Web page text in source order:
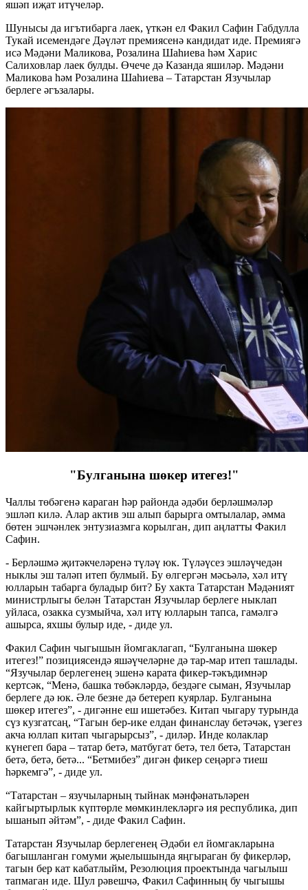
яшәп иҗат итүчеләр.
Шунысы да игътибарга лаек, үткән ел Факил Сафин Габдулла
Тукай исемендәге Дәүләт премиясенә кандидат иде. Премиягә
исә Мәдәни Маликова, Розалина Шаһиева һәм Харис
Салиховлар лаек булды. Өчече дә Казанда яшиләр. Мәдәни
Маликова һәм Розалина Шаһиева – Татарстан Язучылар
берлеге әгъзалары.
"Булганына шөкер итегез!"
Чаллы төбәгенә караган һәр районда әдәби берләшмәләр
эшләп килә. Алар актив эш алып барырга омтылалар, әмма
бөтен эшчәнлек энтузиазмга корылган, дип аңлатты Факил
Сафин.
- Берләшмә җитәкчеләренә түләү юк. Түләүсез эшләүчедән
ныклы эш таләп итеп булмый. Бу өлгергән мәсьәлә, хәл итү
юлларын табарга буладыр бит? Бу хакта Татарстан Мәдәният
министрлыгы белән Татарстан Язучылар берлеге ныклап
уйласа, озакка сузмыйча, хәл итү юлларын тапса, гамәлгә
ашырса, яхшы булыр иде, - диде ул.
Факил Сафин чыгышын йомгаклагап, “Булганына шөкер
итегез!” позициясендә яшәүчеләрне дә тар-мар итеп ташлады.
“Язучылар берлегенең эшенә карата фикер-тәкъдимнәр
кертсәк, “Менә, башка төбәкләрдә, бездәге сыман, Язучылар
берлеге дә юк. Әле безне дә бетереп куярлар. Булганына
шөкер итегез”, - дигәнне еш ишетәбез. Китап чыгару турында
сүз кузгатсаң, “Тагын бер-ике елдан финанслау бетәчәк, үзегез
акча юллап китап чыгарырсыз”, - диләр. Инде колаклар
күнегеп бара – татар бетә, матбугат бетә, тел бетә, Татарстан
бетә, бетә, бетә... “Бетмибез” дигән фикер сеңәргә тиеш
һәркемгә”, - диде ул.
“Татарстан – язучыларның тыйнак мәнфәнатьләрен
кайгыртырлык күптөрле мөмкинлекләргә ия республика, дип
ышанып әйтәм”, - диде Факил Сафин.
Татарстан Язучылар берлегенең Әдәби ел йомгакларына
багышланган гомуми җыелышында яңгыраган бу фикерләр,
тагын бер кат кабатлыйм, Резолюция проектында чагылыш
тапмаган иде. Шул рәвешчә, Факил Сафинның бу чыгышы